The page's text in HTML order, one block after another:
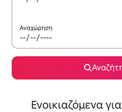
Αναχώρηση
Ενοικιαζόμενα